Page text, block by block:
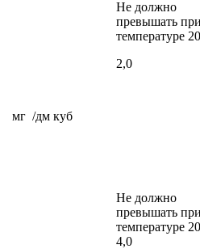
мг /дм куб
Не должно
превышать
температуре
2,0
Не должно
превышать
температуре
4,0